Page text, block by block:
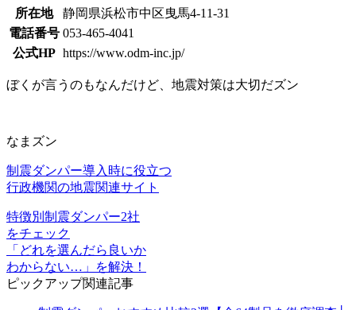
所在地
静岡県浜松市中区曳馬4-11-31
電話番号 053-465-4041
公式HP https://www.odm-inc.jp/
ぼくが言うのもなんだけど、地震対策は大切だズン
なまズン
制震ダンパー導入時に役立つ
行政機関の地震関連サイト
特徴別制震ダンパー2社
をチェック
「どれを選んだら良いか
わからない…」を解決！
ピックアップ関連記事